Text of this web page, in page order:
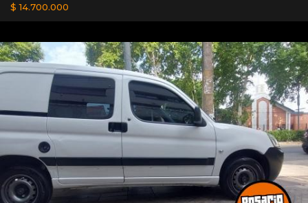
$ 14.700.000